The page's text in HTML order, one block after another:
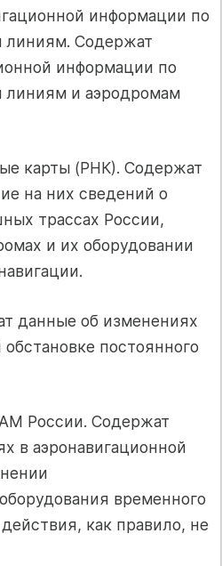
информации по
Содержат
информации по
и аэродромам
карты (РНК). Содержат
на них сведений о
трассах России,
и их оборудовании
данные об изменениях
постоянного
России. Содержат
в аэронавигационной
временного
как правило, не